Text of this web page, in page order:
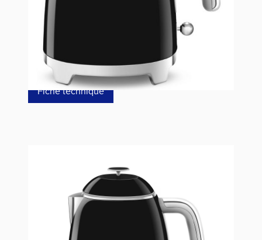
129,00 €
dont éco-p
Fiche technique